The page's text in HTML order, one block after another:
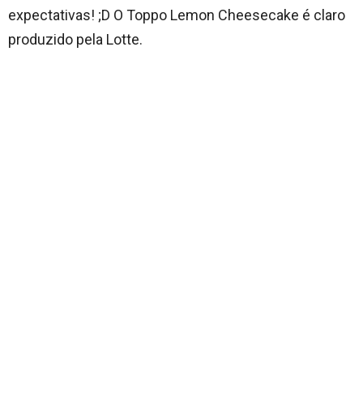
expectativas! ;D O Toppo Lemon Cheesecake é claro
produzido pela Lotte.